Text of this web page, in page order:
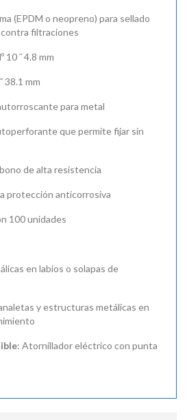
(EPDM o neopreno) para sellado
filtraciones
10 ˜ 4.8 mm
38.1 mm
para metal
que permite fijar sin
de alta resistencia
protección anticorrosiva
100 unidades
en labios o solapas de
y estructuras metálicas en
: Atornillador eléctrico con punta